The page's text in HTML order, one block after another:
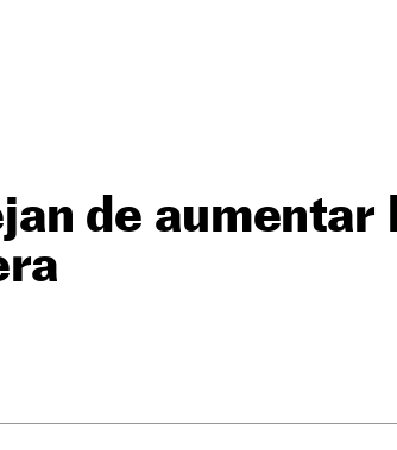
de aumentar